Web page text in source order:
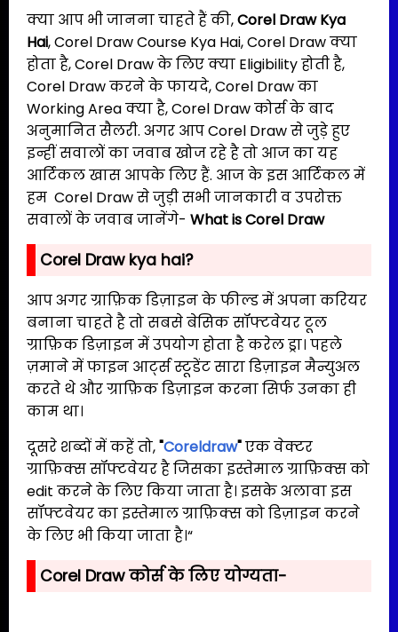
क्या आप भी जानना चाहते हैं की,Corel Draw Kya
Hai, Corel Draw Course Kya Hai, Corel Draw क्या
होता है, Corel Draw के लिए क्या Eligibility होती है,
Corel Draw करने के फायदे, Corel Draw का
Working Area क्या है, Corel Draw कोर्स के बाद
अनुमानित सैलरी. अगर आप Corel Draw से जुड़े हुए
इन्हीं सवालों का जवाब खोज रहे है तो आज का यह
आर्टिकल खास आपके लिए हैं. आज के इस आर्टिकल में
हम Corel Draw से जुड़ी सभी जानकारी व उपरोक्त
सवालों के जवाब जानेंगे- What is Corel Draw
Corel Draw kya hai?
आप अगर ग्राफ़िक डिज़ाइन के फील्ड में अपना करियर
बनाना चाहते है तो सबसे बेसिक सॉफ्टवेयर टूल
ग्राफ़िक डिज़ाइन में उपयोग होता है करेल ड्रा। पहले
ज़माने में फाइन आर्ट्स स्टूडेंट सारा डिज़ाइन मैन्युअल
करते थे और ग्राफ़िक डिज़ाइन करना सिर्फ उनका ही
काम था।
दूसरे शब्दों में कहें तो,"Coreldraw"एक वेक्टर
ग्राफ़िक्स सॉफ्टवेयर है जिसका इस्तेमाल ग्राफ़िक्स को
edit करने के लिए किया जाता है। इसके अलावा इस
सॉफ्टवेयर का इस्तेमाल ग्राफ़िक्स को डिज़ाइन करने
के लिए भी किया जाता है।“
Corel Draw कोर्स के लिए योग्यता-